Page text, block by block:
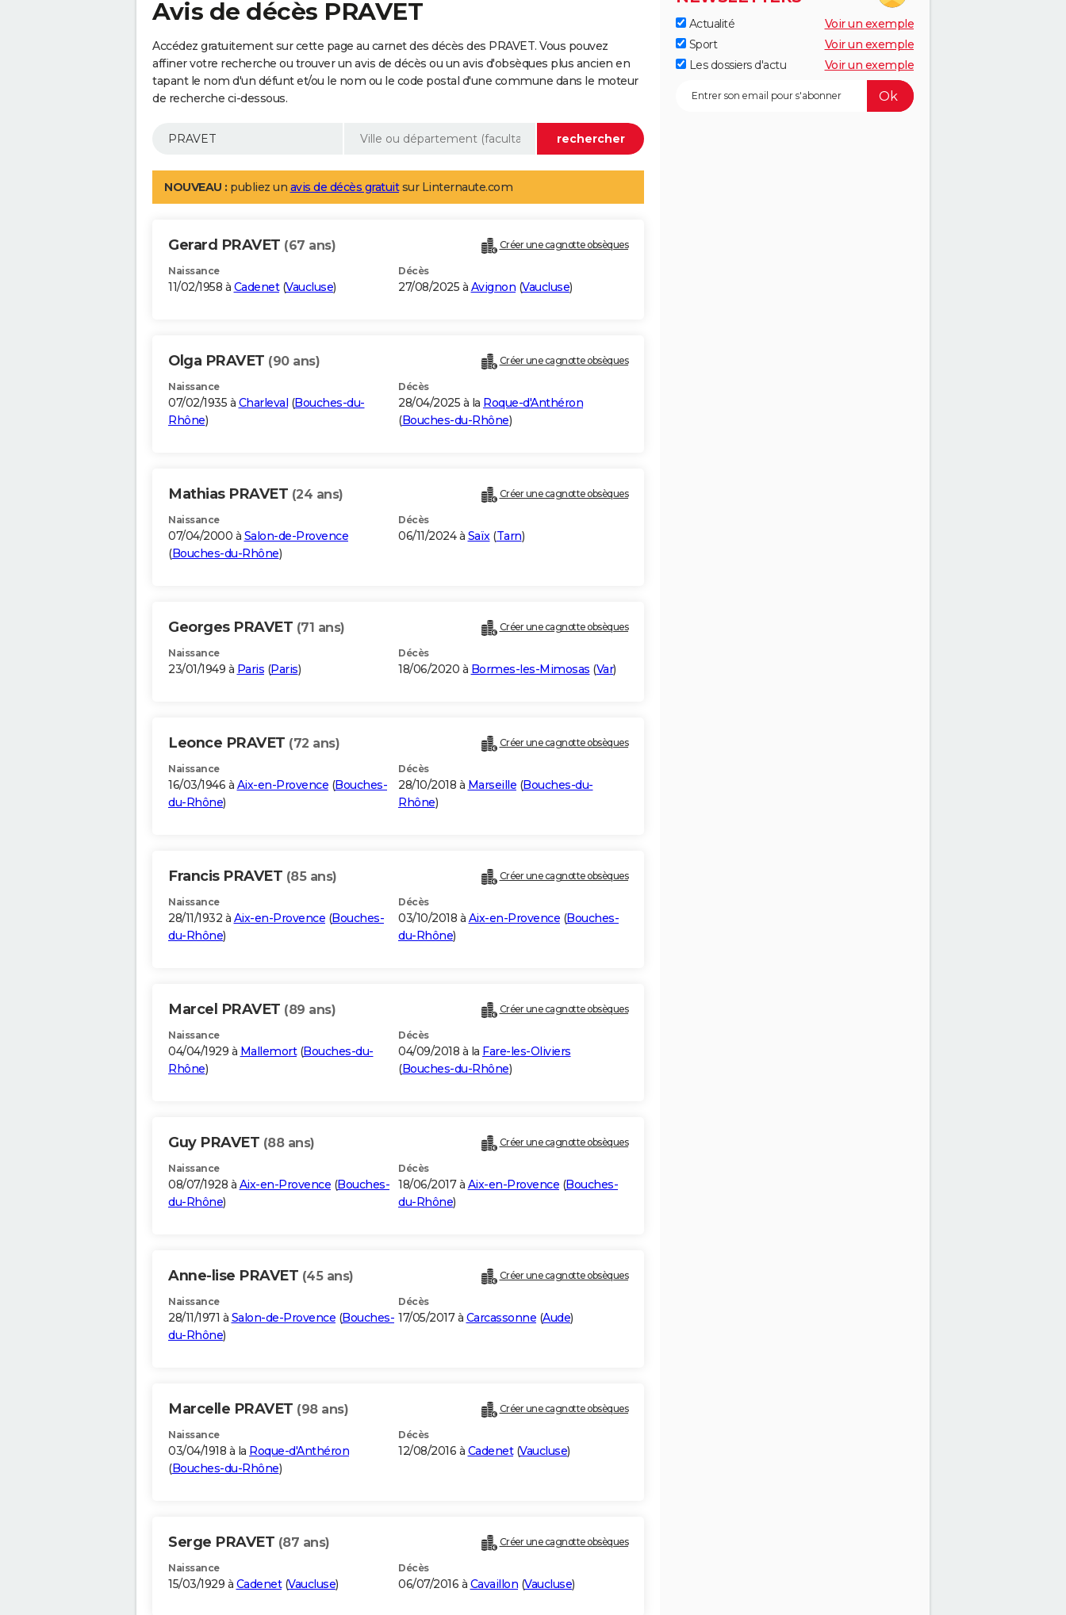
Avis de décès PRAVET
Accédez gratuitement sur cette page au carnet des décès des PRAVET. Vous pouvez
affiner votre recherche ou trouver un avis de décès ou un avis d'obsèques plus ancien en
tapant le nom d'un défunt et/ou le nom ou le code postal d'une commune dans le moteur
de recherche ci-dessous.
NOUVEAU : publiez un avis de décès gratuitsur Linternaute.com
Gerard PRAVET (67 ans) Créer une cagnotte obsèques
Naissance
11/02/1958 à Cadenet(Vaucluse)
Décès
27/08/2025 à Avignon (Vaucluse)
Olga PRAVET (90 ans) Créer une cagnotte obsèques
Naissance
07/02/1935 à Charleval (Bouches-du-
Rhône)
Décès
28/04/2025 à la Roque-d'Anthéron
(Bouches-du-Rhône)
Mathias PRAVET (24 ans) Créer une cagnotte obsèques
Naissance
07/04/2000 à Salon-de-Provence
(Bouches-du-Rhône)
Décès
06/11/2024 à Saïx(Tarn)
Georges PRAVET (71 ans) Créer une cagnotte obsèques
Naissance
23/01/1949 à Paris (Paris)
Décès
18/06/2020 à Bormes-les-Mimosas (Var)
Leonce PRAVET (72 ans) Créer une cagnotte obsèques
Naissance
16/03/1946 à Aix-en-Provence (Bouches-
du-Rhône)
Décès
28/10/2018 à Marseille (Bouches-du-
Rhône)
Francis PRAVET (85 ans) Créer une cagnotte obsèques
Naissance
28/11/1932 à Aix-en-Provence (Bouches-
du-Rhône)
Décès
03/10/2018 à Aix-en-Provence (Bouches-
du-Rhône)
Marcel PRAVET (89 ans) Créer une cagnotte obsèques
Naissance
04/04/1929 à Mallemort(Bouches-du-
Rhône)
Décès
04/09/2018 à la Fare-les-Oliviers
(Bouches-du-Rhône)
Guy PRAVET (88 ans) Créer une cagnotte obsèques
Naissance
08/07/1928 à Aix-en-Provence (Bouches-
du-Rhône)
Décès
18/06/2017 à Aix-en-Provence (Bouches-
du-Rhône)
Anne-lise PRAVET (45 ans) Créer une cagnotte obsèques
Naissance
28/11/1971 à Salon-de-Provence (Bouches-
du-Rhône)
Décès
17/05/2017 à Carcassonne (Aude)
Marcelle PRAVET (98 ans) Créer une cagnotte obsèques
Naissance
03/04/1918 à la Roque-d'Anthéron
(Bouches-du-Rhône)
Décès
12/08/2016 à Cadenet(Vaucluse)
Serge PRAVET (87 ans) Créer une cagnotte obsèques
Naissance
15/03/1929 à Cadenet(Vaucluse)
Décès
06/07/2016 à Cavaillon (Vaucluse)
Actualité
Voir un exemple
Sport
Voir un exemple
Les dossiers d'actu
Voir un exemple